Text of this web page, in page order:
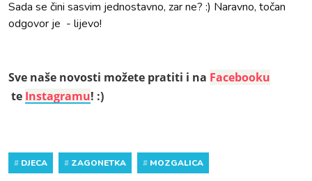
Sada se čini sasvim jednostavno, zar ne? :) Naravno, točan
odgovor je - lijevo!
Sve naše novosti možete pratiti i na Facebooku
te Instagramu! :)
# DJECA # ZAGONETKA # MOZGALICA